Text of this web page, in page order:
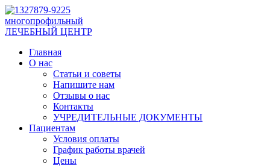
многопрофильный
ЛЕЧЕБНЫЙ ЦЕНТР
Главная
О нас
Статьи и советы
Напишите нам
Отзывы о нас
Контакты
УЧРЕДИТЕЛЬНЫЕ ДОКУМЕНТЫ
Пациентам
Условия оплаты
График работы врачей
Цены